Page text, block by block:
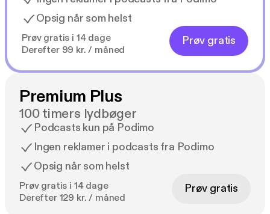
Opsig når som helst
Prøv gratis i 14 dage
Derefter 99 kr. / måned
Prøv gratis
Premium Plus
100 timers lydbøger
Podcasts kun på Podimo
Ingen reklamer i podcasts fra Podimo
Opsig når som helst
Prøv gratis i 14 dage
Derefter 129 kr. / måned
Prøv gratis